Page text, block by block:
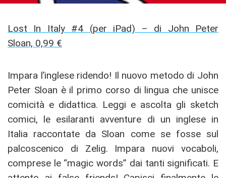
Lost In Italy #4 (per iPad) – di John Peter
Sloan, 0,99 €
Impara l’inglese ridendo! Il nuovo metodo di John
Peter Sloan è il primo corso di lingua che unisce
comicità e didattica. Leggi e ascolta gli sketch
comici, le esilaranti avventure di un inglese in
Italia raccontate da Sloan come se fosse sul
palcoscenico di Zelig. Impara nuovi vocaboli,
comprese le “magic words” dai tanti significati. E